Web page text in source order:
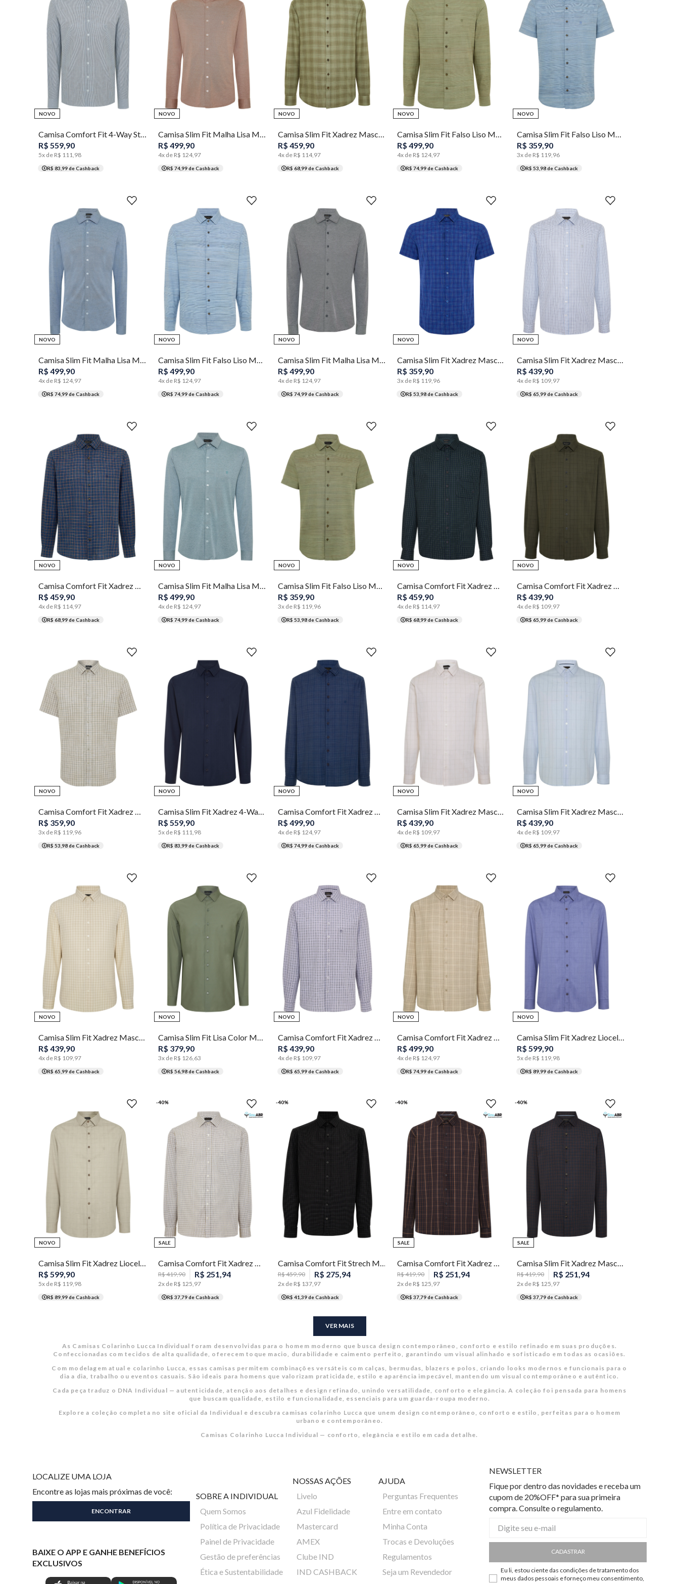
NOVO
2 5 8
Camisa Comfort Fit 4-Way Stretch Masculina Individual
R$ 559,90
5x de R$ 111 98
R$ 83,99de Cashback
NOVO 2 3 4
Camisa Slim Fit Malha Lisa Masculina Individual
R$ 499,90
4x de R$ 124, 97
R$ 74,99de Cashback
NOVO 2 3 4
Camisa Slim Fit Xadrez Masculina Individual
R$ 459,90
4x de R$ 114, 97
R$ 68,99de Cashback
NOVO 2 3 4
Camisa Slim Fit Falso Liso Masculina Individual
R$ 499,90
4x de R$ 124, 97
R$ 74,99de Cashback
NOVO 2 3 4
Camisa Slim Fit Falso Liso Masculina Individual
R$ 359,90
3x de R$ 119 96
R$ 53,98de Cashback
NOVO
Camisa Slim Fit Malha Lisa Masculina Individual
R$ 499,90
4x de R$ 124, 97
R$ 74,99de Cashback
NOVO 2 3 4
Camisa Slim Fit Falso Liso Masculina Individual
R$ 499,90
4x de R$ 124, 97
R$ 74,99de Cashback
NOVO
Camisa Slim Fit Malha Lisa Masculina Individual
R$ 499,90
4x de R$ 124, 97
R$ 74,99de Cashback
NOVO 2 3 4
Camisa Slim Fit Xadrez Masculina Individual
R$ 359,90
3x de R$ 119 96
R$ 53,98de Cashback
NOVO 2 3 4
Camisa Slim Fit Xadrez Masculina Individual
R$ 439,90
4x de R$ 109 97
R$ 65,99de Cashback
NOVO2 3 4 5 6
Camisa Comfort Fit Xadrez Masculina Individual
R$ 459,90
4x de R$ 114, 97
R$ 68,99de Cashback
NOVO 2 3 4
Camisa Slim Fit Malha Lisa Masculina Individual
R$ 499,90
4x de R$ 124, 97
R$ 74,99de Cashback
NOVO 2 3 4
Camisa Slim Fit Falso Liso Masculina Individual
R$ 359,90
3x de R$ 119, 96
R$ 53,98de Cashback
NOVO 4 5 6
Camisa Comfort Fit Xadrez Masculina Individual
R$ 459,90
4x de R$ 114, 97
R$ 68,99de Cashback
NOVO2 4 5 6 7 8
Camisa Comfort Fit Xadrez Masculina Individual
R$ 439,90
4x de R$ 109 97
R$ 65,99de Cashback
NOVO2 3 4 5 6
Camisa Comfort Fit Xadrez Masculina Individual
R$ 359,90
3x de R$ 119 96
R$ 53,98de Cashback
NOVO 2 3 4
Camisa Slim Fit Xadrez 4-Way Stretch Masculina Individual
R$ 559,90
5x de R$ 111 98
R$ 83,99de Cashback
NOVO2 3 4 5 6 7
Camisa Comfort Fit Xadrez Masculina Individual
R$ 499,90
4x de R$ 124, 97
R$ 74,99de Cashback
NOVO 2 5
Camisa Slim Fit Xadrez Masculina Individual
R$ 439,90
4x de R$ 109 97
R$ 65,99de Cashback
NOVO 2 3 4
Camisa Slim Fit Xadrez Masculina Individual
R$ 439,90
4x de R$ 109 97
R$ 65,99de Cashback
NOVO 2 3 4
Camisa Slim Fit Xadrez Masculina Individual
R$ 439,90
4x de R$ 109 97
R$ 65,99de Cashback
NOVO 1
Camisa Slim Fit Lisa Color Masculina Individual
R$ 379,90
3x de R$ 126, 63
R$ 56,98de Cashback
NOVO
2 4 5 6 7 8
Camisa Comfort Fit Xadrez Masculina Individual
R$ 439,90
4x de R$ 109, 97
R$ 65,99de Cashback
NOVO2 3 4 5 6 7
Camisa Comfort Fit Xadrez Masculina Individual
R$ 499,90
4x de R$ 124, 97
R$ 74,99de Cashback
NOVO 2 3 4
Camisa Slim Fit Xadrez Liocel Masculina Individual
R$ 599,90
5x de R$ 119 98
R$ 89,99de Cashback
NOVO 2 3 4
Camisa Slim Fit Xadrez Liocel Masculina Individual
R$ 599,90
5x de R$ 119 98
R$ 89,99de Cashback
SALE
-40%
2 3 6 7 8
Camisa Comfort Fit Xadrez Masculina Individual
R$419,90 R$ 251,94
2x de R$ 125 97
R$ 37,79de Cashback
-40%
2 4 5 6 8
Camisa Comfort Fit Strech Masculina Individual
R$459,90 R$ 275,94
2x de R$ 137, 97
R$ 41,39de Cashback
SALE
-40%
Camisa Comfort Fit Xadrez Masculina Individual
R$419,90 R$ 251,94
2x de R$ 125 97
R$ 37,79de Cashback
SALE
-40%
2 3 4
Camisa Slim Fit Xadrez Masculina Individual
R$419,90 R$ 251,94
2x de R$ 125 97
R$ 37,79de Cashback
VER MAIS
As Camisas Colarinho Lucca Individual foram desenvolvidas para o homem moderno que busca design contemporâneo, conforto e estilo refinado em suas produções.
Confeccionadas com tecidos de alta qualidade, oferecem toque macio, durabilidade e caimento perfeito, garantindo um visual alinhado e sofisticado em todas as ocasiões.
Com modelagem atual e colarinho Lucca, essas camisas permitem combinações versáteis com calças, bermudas, blazers e polos, criando looks modernos e funcionais para o
dia a dia, trabalho ou eventos casuais. São ideais para homens que valorizam praticidade, estilo e aparência impecável, mantendo um visual contemporâneo e autêntico.
Cada peça traduz o DNA Individual — autenticidade, atenção aos detalhes e design refinado, unindo versatilidade, conforto e elegância. A coleção foi pensada para homens
que buscam qualidade, estilo e funcionalidade, essenciais para um guarda-roupa moderno.
Explore a coleção completa no site oficial da Individual e descubra camisas colarinho Lucca que unem design contemporâneo, conforto e estilo, perfeitas para o homem
urbano e contemporâneo.
Camisas Colarinho Lucca Individual — conforto, elegância e estilo em cada detalhe.
LOCALIZE UMA LOJA
Encontre as lojas mais próximas de você:
BAIXE O APP E GANHE BENEFÍCIOS
EXCLUSIVOS
SOBRE A INDIVIDUAL
Quem Somos
Política de Privacidade
Painel de Privacidade
Gestão de preferências
Ética e Sustentabilidade
NOSSAS AÇÕES
Livelo
Azul Fidelidade
Mastercard
AMEX
Clube IND
IND CASHBACK
AJUDA
Perguntas Frequentes
Entre em contato
Minha Conta
Trocas e Devoluções
Regulamentos
Seja um Revendedor
NEWSLETTER
Fique por dentro das novidades e receba um
cupom de 20%OFF* para sua primeira
compra. Consulte o regulamento.
CADASTRAR
Eu li, estou ciente das condições de tratamento dos
meus dados pessoais e forneço meu consentimento,